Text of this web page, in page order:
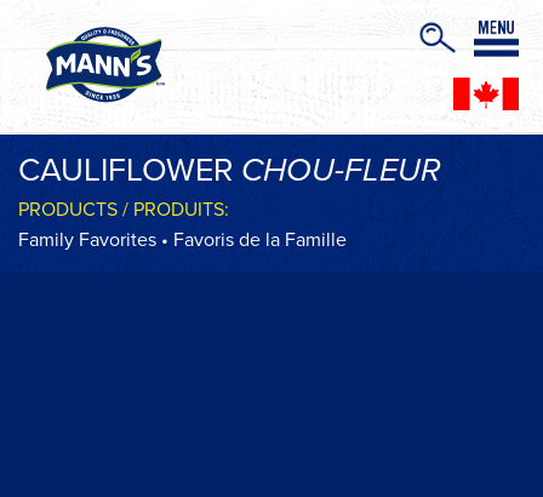
CAULIFLOWERCHOU-FLEUR
PRODUCTS / PRODUITS:
Family Favorites • Favoris de la Famille